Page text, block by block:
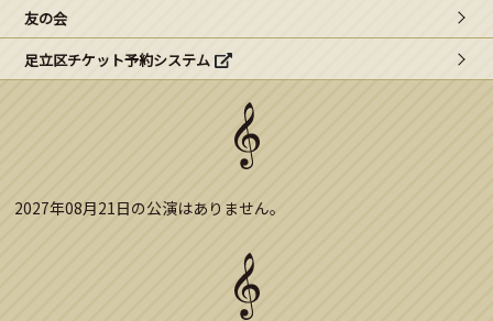
Gがくえん
ブランドからのお知らせ
友の会
足立区チケット予約システム
2027年08月21日の公演はありません。